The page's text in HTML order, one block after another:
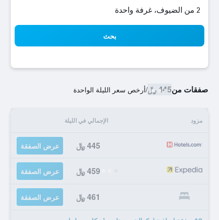
2 من الضيوف، غرفة واحدة
بحث
صفقات من445 ﷼ /أرخص سعر الليلة الواحدة
مزود الإجمالي في الليلة
445 ﷼ عرض الصفقة
459 ﷼ عرض الصفقة
461 ﷼ عرض الصفقة